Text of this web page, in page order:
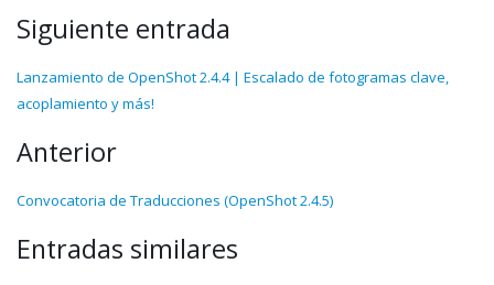
Siguiente entrada
Lanzamiento de OpenShot 2.4.4 | Escalado de fotogramas clave,
acoplamiento y más!
Anterior
Convocatoria de Traducciones (OpenShot 2.4.5)
Entradas similares